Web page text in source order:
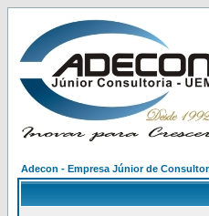
Adecon - Empresa Júnior de